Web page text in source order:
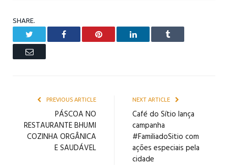
SHARE.
Facebook Pinterest LinkedIn Tumblr
Email
PREVIOUS ARTICLE
PÁSCOA NO
RESTAURANTE BHUMI
COZINHA ORGÂNICA
E SAUDÁVEL
NEXT ARTICLE
Café do Sítio lança
campanha
#FamiliadoSitio com
ações especiais pela
cidade